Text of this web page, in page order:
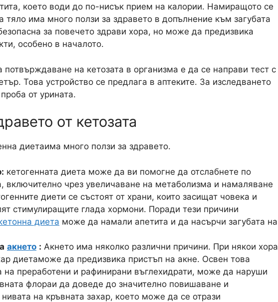
което води до по-нисък прием на калории. Намиращото се
тяло има много ползи за здравето в допълнение към загубата
за повечето здрави хора, но може да предизвика
особено в началото.
потвърждаване на кетозата в организма е да се направи тест с
Това устройство се предлага в аптеките. За изследването
от урината.
от кетозата
диетаима много ползи за здравето.
кетогенната диета може да ви помогне да отслабнете по
включително чрез увеличаване на метаболизма и намаляване
диети се състоят от храни, които засищат човека и
стимулиращите глада хормони. Поради тези причини
диета може да намали апетита и да насърчи загубата на
акнето : Акнето има няколко различни причини. При някои хора
диетаможе да предизвика пристъп на акне. Освен това
на преработени и рафинирани въглехидрати, може да наруши
флораи да доведе до значително повишаване и
на кръвната захар, което може да се отрази